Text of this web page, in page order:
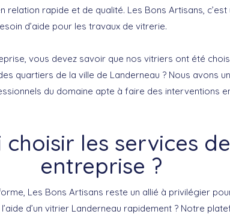
relation rapide et de qualité. Les Bons Artisans,
d’aide pour les travaux de vitrerie.
vous devez savoir que nos vitriers ont été
quartiers de la ville de Landerneau ? Nous avons
du domaine apte à faire des interventions
choisir les services
entreprise ?
Les Bons Artisans reste un allié à privilégier
d’un vitrier Landerneau rapidement ? Notre